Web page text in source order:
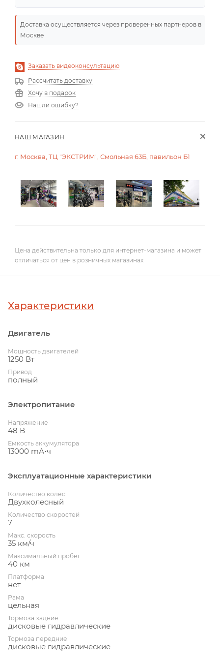
Доставка осуществляется через проверенных партнеров в
Москве
Заказать видеоконсультацию
Рассчитать доставку
Хочу в подарок
Нашли ошибку?
НАШ МАГАЗИН
г. Москва, ТЦ "ЭКСТРИМ", Смольная 63Б, павильон Б1
Цена действительна только для интернет-магазина и может
отличаться от цен в розничных магазинах
Характеристики
Двигатель
Мощность двигателей
1250 Вт
Привод
полный
Электропитание
Напряжение
48 В
Емкость аккумулятора
13000 mА⋅ч
Эксплуатационные характеристики
Количество колес
Двухколесный
Количество скоростей
7
Макс. скорость
35 км/ч
Максимальный пробег
40 км
Платформа
нет
Рама
цельная
Тормоза задние
дисковые гидравлические
Тормоза передние
дисковые гидравлические